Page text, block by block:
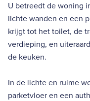
U betreedt de woning
lichte wanden en een
krijgt tot het toilet, de
verdieping, en
de keuken.
In de lichte en ruime
parketvloer en een